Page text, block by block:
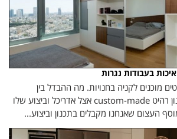
בעבודות נגרות
מוכנים לקניה בחנויות. מה ההבדל בין
הרהיטים הללו, לבין תכנון רהיט custom-made אצל אדריכל וביצוע שלו
העצום שאנחנו מקבלים בתכנון וביצוע...